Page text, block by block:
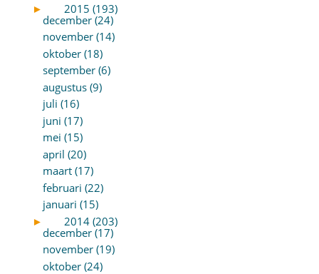
►
2015 (193)
december (24)
november (14)
oktober (18)
september (6)
augustus (9)
juli (16)
juni (17)
mei (15)
april (20)
maart (17)
februari (22)
januari (15)
►
2014 (203)
december (17)
november (19)
oktober (24)